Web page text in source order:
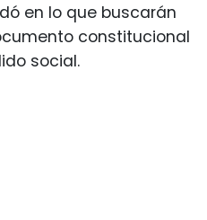
en lo que buscarán
constitucional
social.